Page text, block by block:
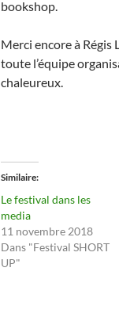
bookshop.
Merci encore à
toute l’équipe
chaleureux.
Similaire
Le festival dans les
media
11 novembre 2018
Dans "Festival SHORT
UP"